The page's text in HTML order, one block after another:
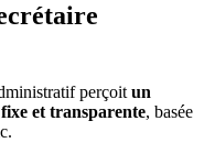
perçoit un
fixe et transparente, basée